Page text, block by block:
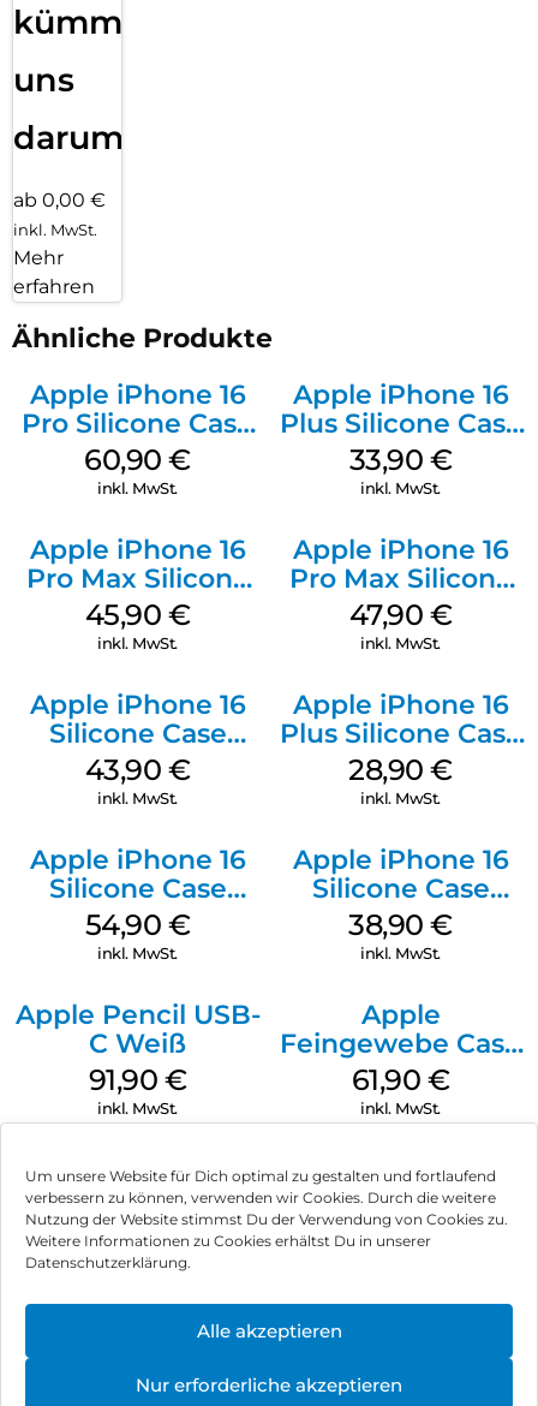
Um unsere Website für Dich optimal zu gestalten und fortlaufend
verbessern zu können, verwenden wir Cookies. Durch die weitere
Nutzung der Website stimmst Du der Verwendung von Cookies zu.
Weitere Informationen zu Cookies erhältst Du in unserer
Datenschutzerklärung.
Alle akzeptieren
Nur erforderliche akzeptieren
kümmern
uns
darum!
ab 0,00 €
inkl. MwSt.
Mehr
erfahren
Ähnliche Produkte
Apple iPhone 16
Pro Silicone Case
MagSafe Stone
Gray
60,90€
inkl. MwSt.
Apple iPhone 16
Plus Silicone Case
MagSafe Lake
Green
33,90 €
inkl. MwSt.
Apple iPhone 16
Pro Max Silicone
Case MagSafe
Ultramarine
45,90 €
inkl. MwSt.
Apple iPhone 16
Pro Max Silicone
Case MagSafe
Black
47,90 €
inkl. MwSt.
Apple iPhone 16
Silicone Case
MagSafe Plum
43,90 €
inkl. MwSt.
Apple iPhone 16
Plus Silicone Case
MagSafe Black
28,90€
inkl. MwSt.
Apple iPhone 16
Silicone Case
MagSafe Black
54,90 €
inkl. MwSt.
Apple iPhone 16
Silicone Case
MagSafe
Ultramarine
38,90€
inkl. MwSt.
Apple Pencil USB-
C Weiß
91,90 €
inkl. MwSt.
Apple
Feingewebe Case
iPhone 15 Pro
MagSafe Schwarz
61,90 €
inkl. MwSt.
Impressum